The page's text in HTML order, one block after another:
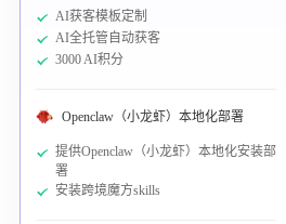
AI获客模板定制
AI全托管自动获客
3000 AI积分
Openclaw（小龙虾）本地化部署
提供Openclaw（小龙虾）本地化安装部
署
安装跨境魔方skills